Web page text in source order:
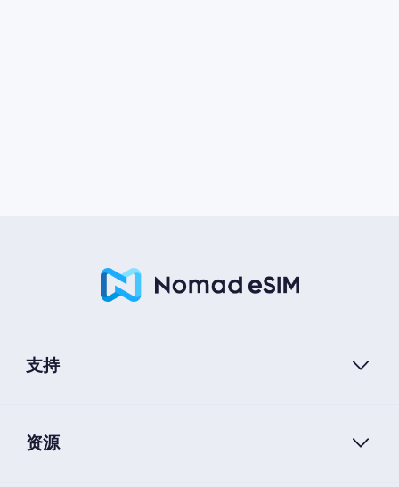
支持
资源